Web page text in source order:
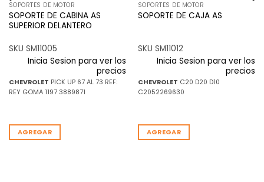
SOPORTES DE MOTOR
SOPORTE DE CABINA AS
SUPERIOR DELANTERO
SKU SM11005
Inicia Sesion para ver los
precios
CHEVROLET PICK UP 67 AL 73 REF:
REY GOMA 1197 3889871
AGREGAR
SOPORTES DE MOTOR
SOPORTE DE CAJA AS
SKU SM11012
Inicia Sesion para ver los
precios
CHEVROLET C20 D20 D10
C2052269630
AGREGAR